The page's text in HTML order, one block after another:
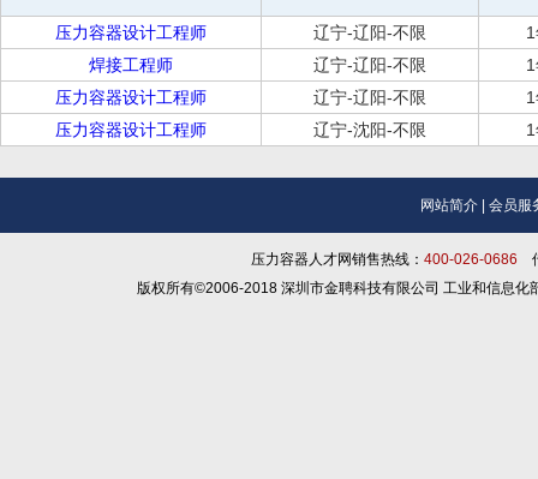
压力容器设计工程师 辽宁-辽阳-不限
焊接工程师
辽宁-辽阳-不限
压力容器设计工程师
辽宁-辽阳-不限
压力容器设计工程师
辽宁-沈阳-不限
网站简介 会员服
压力容器人才网销售热线： 400-026-0686
版权所有©2006-2018 深圳市金聘科技有限公司 工业和信息